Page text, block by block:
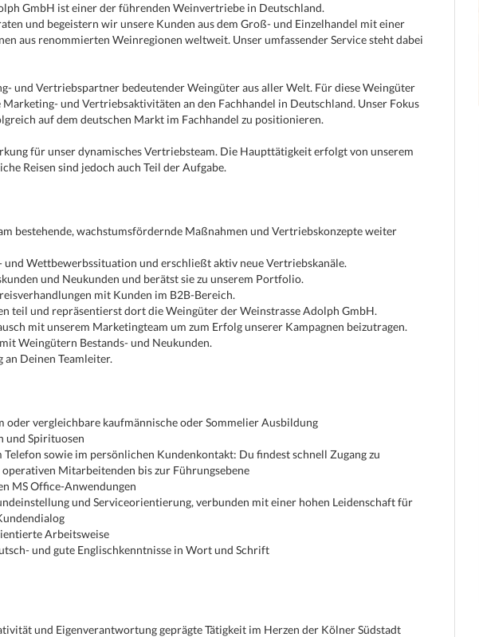
GmbH ist einer der führenden Weinvertriebe in Deutschland.
und begeistern wir unsere Kunden aus dem Groß- und Einzelhandel mit einer
aus renommierten Weinregionen weltweit. Unser umfassender Service steht dabei
und Vertriebspartner bedeutender Weingüter aus aller Welt. Für diese Weingüter
und Vertriebsaktivitäten an den Fachhandel in Deutschland. Unser Fokus
auf dem deutschen Markt im Fachhandel zu positionieren.
für unser dynamisches Vertriebsteam. Die Haupttätigkeit erfolgt von unserem
Reisen sind jedoch auch Teil der Aufgabe.
bestehende, wachstumsfördernde Maßnahmen und Vertriebskonzepte weiter
und Wettbewerbssituation und erschließt aktiv neue Vertriebskanäle.
und Neukunden und berätst sie zu unserem Portfolio.
mit Kunden im B2B-Bereich.
teil und repräsentierst dort die Weingüter der Weinstrasse Adolph GmbH.
mit unserem Marketingteam um zum Erfolg unserer Kampagnen beizutragen.
Weingütern Bestands- und Neukunden.
Deinen Teamleiter.
oder vergleichbare kaufmännische oder Sommelier Ausbildung
und Spirituosen
Telefon sowie im persönlichen Kundenkontakt: Du findest schnell Zugang zu
Mitarbeitenden bis zur Führungsebene
MS Office-Anwendungen
und Serviceorientierung, verbunden mit einer hohen Leidenschaft für
Arbeitsweise
und gute Englischkenntnisse in Wort und Schrift
und Eigenverantwortung geprägte Tätigkeit im Herzen der Kölner Südstadt